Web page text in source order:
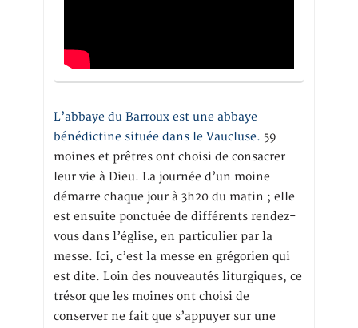
L’abbaye du Barroux est une abbaye
bénédictine située dans le Vaucluse. 59
moines et prêtres ont choisi de consacrer
leur vie à Dieu. La journée d’un moine
démarre chaque jour à 3h20 du matin ; elle
est ensuite ponctuée de différents rendez-
vous dans l’église, en particulier par la
messe. Ici, c’est la messe en grégorien qui
est dite. Loin des nouveautés liturgiques, ce
trésor que les moines ont choisi de
conserver ne fait que s’appuyer sur une